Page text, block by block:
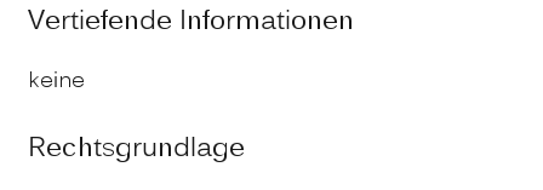
Vertiefende Informationen
keine
Rechtsgrundlage